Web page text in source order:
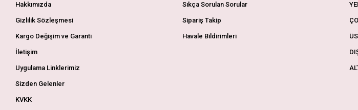
Hakkımızda
Gizlilik Sözleşmesi
Kargo Değişim ve Garanti
İletişim
Uygulama Linklerimiz
Sizden Gelenler
KVKK
Sıkça Sorulan Sorular
Sipariş Takip
Havale Bildirimleri